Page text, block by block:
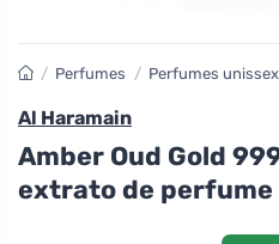
/ Perfumes / Perfumes unissex
Al Haramain
Amber Oud Gold
extrato de perfume